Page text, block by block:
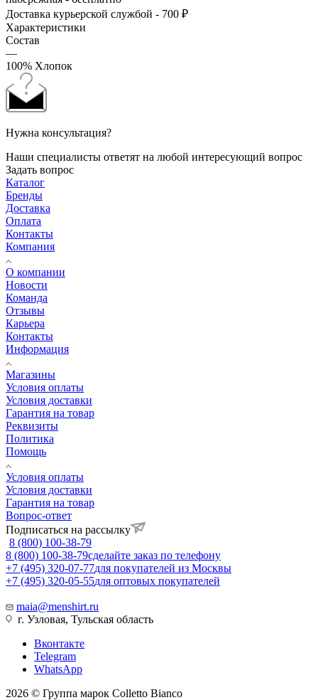
Доставка курьерской службой - 700 ₽
Характеристики
Состав
—
100% Хлопок
Нужна консультация?
Наши специалисты ответят на любой интересующий вопрос
Задать вопрос
Каталог
Бренды
Доставка
Оплата
Контакты
Компания
О компании
Новости
Команда
Отзывы
Карьера
Контакты
Информация
Магазины
Условия оплаты
Условия доставки
Гарантия на товар
Реквизиты
Политика
Помощь
Условия оплаты
Условия доставки
Гарантия на товар
Вопрос-ответ
Подписаться на рассылку
8 (800) 100-38-79
8 (800) 100-38-79сделайте заказ по телефону
+7 (495) 320-07-77для покупателей из Москвы
+7 (495) 320-05-55для оптовых покупателей
maia@menshirt.ru
г. Узловая, Тульская область
Вконтакте
Telegram
WhatsApp
2026 © Группа марок Colletto Bianco